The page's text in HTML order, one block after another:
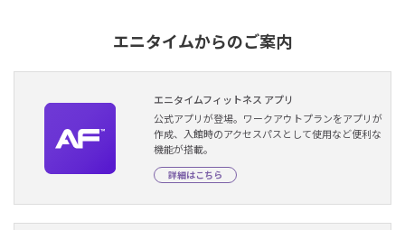
エニタイムからのご案内
エニタイムフィットネス アプリ
公式アプリが登場。ワークアウトプランをアプリが
作成、入館時のアクセスパスとして使用など便利な
機能が搭載。
詳細はこちら